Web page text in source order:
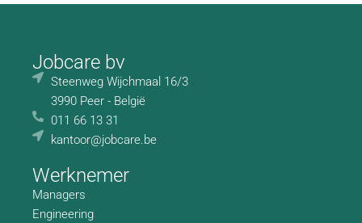
Jobcare bv
Steenweg Wijchmaal 16/3
3990 Peer - België
011 66 13 31
kantoor@jobcare.be
Werknemer
Managers
Engineering